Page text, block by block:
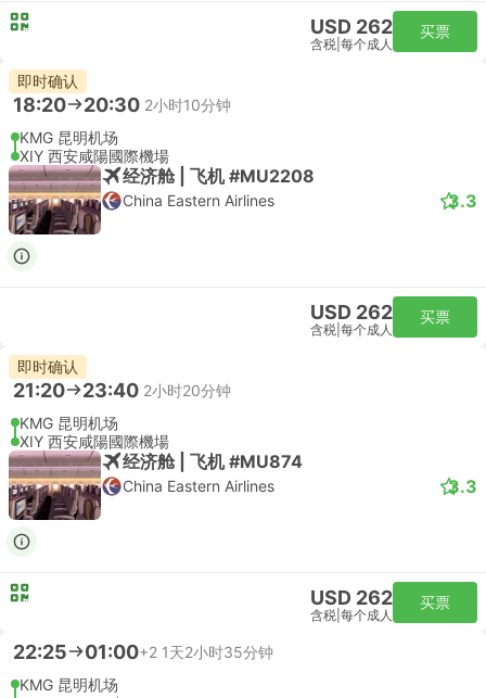
USD 262
含税 每个成人
买票
即时确认
18:20 20:30 2小时10分钟
KMG 昆明机场
XIY 西安咸陽國際機場
经济舱 | 飞机 #MU2208
China Eastern Airlines 3.3
USD 262
含税 每个成人
买票
即时确认
21:20 23:40 2小时20分钟
KMG 昆明机场
XIY 西安咸陽國際機場
经济舱 | 飞机 #MU874
China Eastern Airlines 3.3
USD 262
含税 每个成人
买票
22:25 01:00+2 1天2小时35分钟
KMG 昆明机场